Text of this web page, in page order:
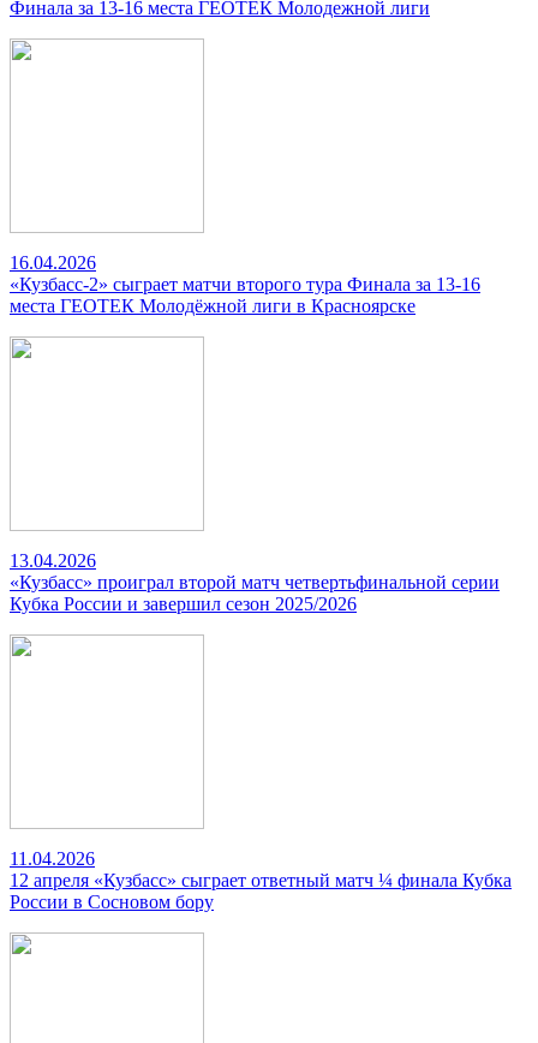
Финала за 13-16 места ГЕОТЕК Молодежной лиги
16.04.2026
«Кузбасс-2» сыграет матчи второго тура Финала за 13-16
места ГЕОТЕК Молодёжной лиги в Красноярске
13.04.2026
«Кузбасс» проиграл второй матч четвертьфинальной серии
Кубка России и завершил сезон 2025/2026
11.04.2026
12 апреля «Кузбасс» сыграет ответный матч ¼ финала Кубка
России в Сосновом бору